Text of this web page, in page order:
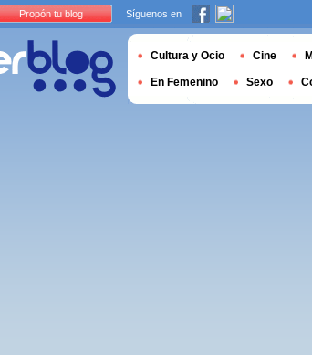
Propón tu blog Síguenos en
Cultura y Ocio Cine
En Femenino Sexo